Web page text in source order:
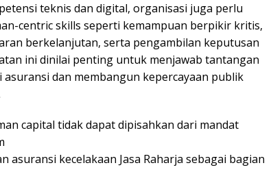
teknis dan digital, organisasi juga perlu
centric skills seperti kemampuan berpikir kritis,
berkelanjutan, serta pengambilan keputusan
ini dinilai penting untuk menjawab tantangan
asuransi dan membangun kepercayaan publik
capital tidak dapat dipisahkan dari mandat
asuransi kecelakaan Jasa Raharja sebagai bagian